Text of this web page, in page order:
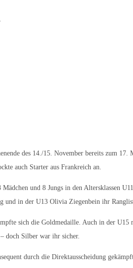
des 14./15. November bereits zum
auch Starter aus Frankreich an.
und 8 Jungs in den Altersklassen
in der U13 Olivia Ziegenbein ihr
sich die Goldmedaille. Auch in der U15
doch Silber war ihr sicher.
durch die Direktausscheidung